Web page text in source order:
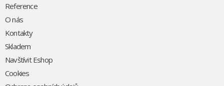
Reference
O nás
Kontakty
Skladem
Navštívit Eshop
Cookies